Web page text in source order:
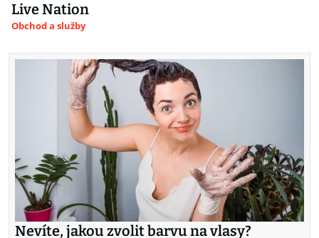
Live Nation
Obchod a služby
Nevíte, jakou zvolit barvu na vlasy?